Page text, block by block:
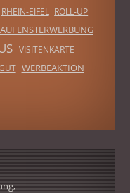
RHEIN-EIFEL ROLL-UP
VISITENKARTE
WERBEAKTION